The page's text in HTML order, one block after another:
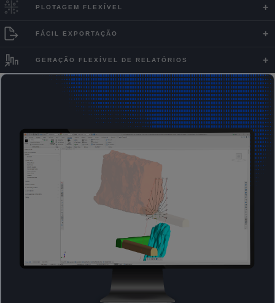
PLOTAGEM FLEXÍVEL
FÁCIL EXPORTAÇÃO
GERAÇÃO FLEXÍVEL DE RELATÓRIOS